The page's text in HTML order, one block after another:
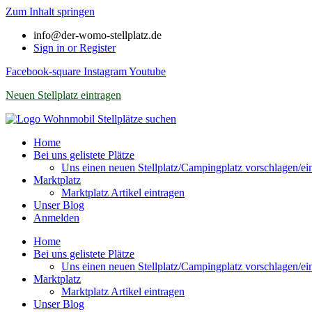
Zum Inhalt springen
info@der-womo-stellplatz.de
Sign in or Register
Facebook-square InstagramYoutube
Neuen Stellplatz eintragen
Home
Bei uns gelistete Plätze
Uns einen neuen Stellplatz/Campingplatz vorschlagen/
Marktplatz
Marktplatz Artikel eintragen
Unser Blog
Anmelden
Home
Bei uns gelistete Plätze
Uns einen neuen Stellplatz/Campingplatz vorschlagen/
Marktplatz
Marktplatz Artikel eintragen
Unser Blog